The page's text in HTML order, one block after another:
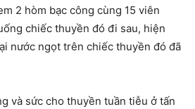
2 hòm bạc công cùng 15 viên
chiếc thuyền đó đi sau, hiện
nước ngọt trên chiếc thuyền đó đã
và sức cho thuyền tuần tiễu ở tấn